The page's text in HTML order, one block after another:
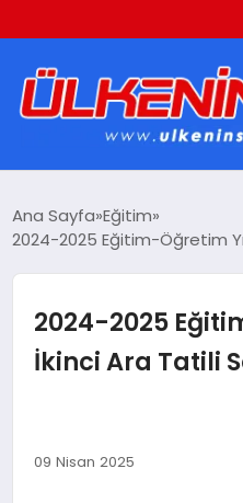
GÜNDEM
MAGAZIN
Ana Sayfa Eğitim
2024-2025 Eğitim-Öğretim
2024-2025
İkinci Ara Tatili
09 Nisan 2025